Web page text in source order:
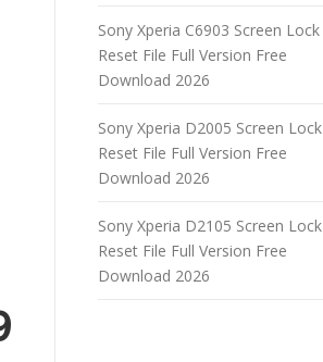
Sony Xperia C6903 Screen Lock
Reset File Full Version Free
Download 2026
Sony Xperia D2005 Screen Lock
Reset File Full Version Free
Download 2026
Sony Xperia D2105 Screen Lock
Reset File Full Version Free
Download 2026